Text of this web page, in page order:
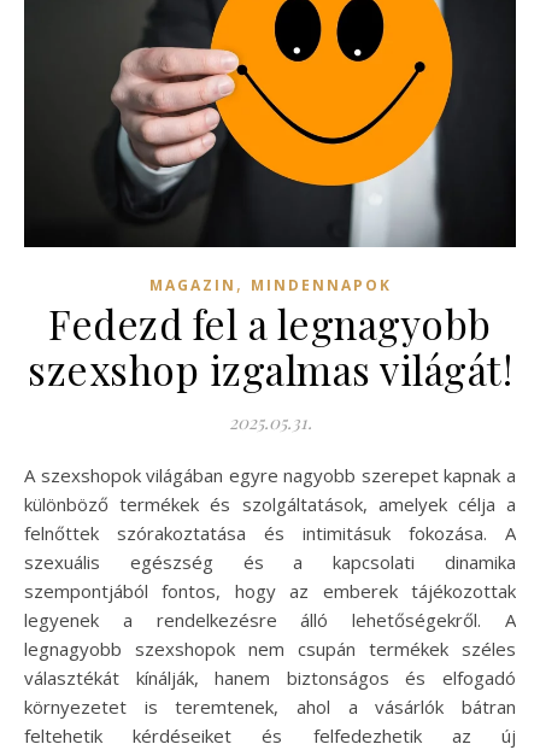
MAGAZIN , MINDENNAPOK
Fedezd fel a legnagyobb
szexshop izgalmas világát!
2025.05.31.
A szexshopok világában egyre nagyobb szerepet kapnak a
különböző termékek és szolgáltatások, amelyek célja a
felnőttek szórakoztatása és intimitásuk fokozása. A
szexuális egészség és a kapcsolati dinamika
szempontjából fontos, hogy az emberek tájékozottak
legyenek a rendelkezésre álló lehetőségekről. A
legnagyobb szexshopok nem csupán termékek széles
választékát kínálják, hanem biztonságos és elfogadó
környezetet is teremtenek, ahol a vásárlók bátran
feltehetik kérdéseiket és felfedezhetik az új